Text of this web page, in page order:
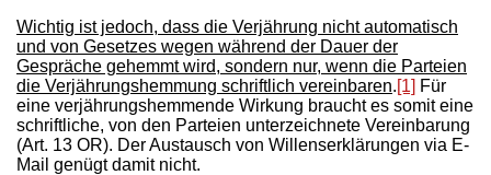
Wichtig ist jedoch, dass die Verjährung nicht automatisch
und von Gesetzes wegen während der Dauer der
Gespräche gehemmt wird, sondern nur, wenn die Parteien
die Verjährungshemmung schriftlich vereinbaren.[1] Für
eine verjährungshemmende Wirkung braucht es somit eine
schriftliche, von den Parteien unterzeichnete Vereinbarung
(Art. 13 OR). Der Austausch von Willenserklärungen via E-
Mail genügt damit nicht.